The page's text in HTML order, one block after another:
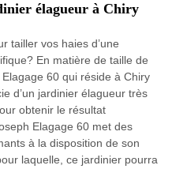
élagueur à Chiry
tailler vos haies d’une
En matière de taille de
60 qui réside à Chiry
d’un jardinier élagueur très
obtenir le résultat
Elagage 60 met des
à la disposition de son
laquelle, ce jardinier pourra